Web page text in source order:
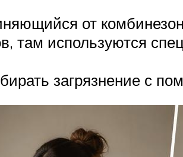
от
там используются
загрязнение с